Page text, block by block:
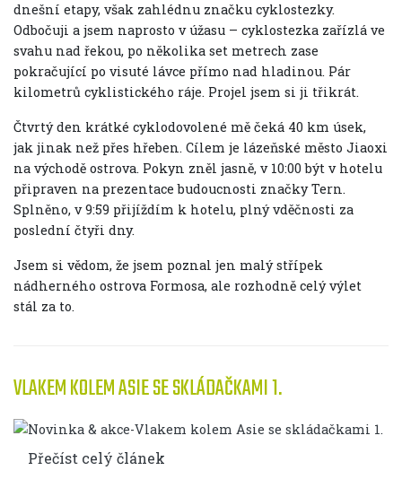
VLAKEM KOLEM ASIE SE SKLÁDAČKAMI 1.
Přečíst celý článek
dnešní etapy, však zahlédnu značku cyklostezky.
Odbočuji a jsem naprosto v úžasu – cyklostezka zařízlá ve
svahu nad řekou, po několika set metrech zase
pokračující po visuté lávce přímo nad hladinou. Pár
kilometrů cyklistického ráje. Projel jsem si ji třikrát.
Čtvrtý den krátké cyklodovolené mě čeká 40 km úsek,
jak jinak než přes hřeben. Cílem je lázeňské město Jiaoxi
na východě ostrova. Pokyn zněl jasně, v 10:00 být v hotelu
připraven na prezentace budoucnosti značky Tern.
Splněno, v 9:59 přijíždím k hotelu, plný vděčnosti za
poslední čtyři dny.
Jsem si vědom, že jsem poznal jen malý střípek
nádherného ostrova Formosa, ale rozhodně celý výlet
stál za to.